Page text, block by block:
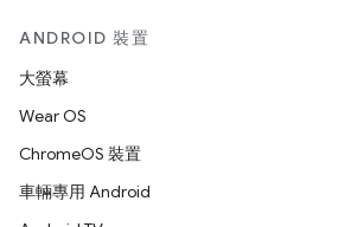
ANDROID 裝置
大螢幕
Wear OS
ChromeOS 裝置
車輛專用 Android